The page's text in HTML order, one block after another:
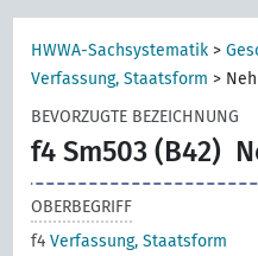
HWWA-Sachsystematik >
Verfassung, Staatsform >
BEVORZUGTE BEZEICHNUNG
f4 Sm503 (B42)
OBERBEGRIFF
f4Verfassung, Staatsform